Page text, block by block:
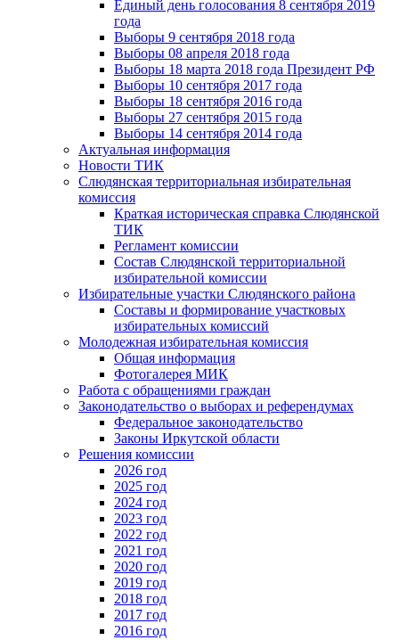
Единый день голосования 8 сентября 2019
года
Выборы 9 сентября 2018 года
Выборы 08 апреля 2018 года
Выборы 18 марта 2018 года Президент РФ
Выборы 10 сентября 2017 года
Выборы 18 сентября 2016 года
Выборы 27 сентября 2015 года
Выборы 14 сентября 2014 года
Актуальная информация
Новости ТИК
Слюдянская территориальная избирательная
комиссия
Краткая историческая справка Слюдянской
ТИК
Регламент комиссии
Состав Слюдянской территориальной
избирательной комиссии
Избирательные участки Слюдянского района
Составы и формирование участковых
избирательных комиссий
Молодежная избирательная комиссия
Общая информация
Фотогалерея МИК
Работа с обращениями граждан
Законодательство о выборах и референдумах
Федеральное законодательство
Законы Иркутской области
Решения комиссии
2026 год
2025 год
2024 год
2023 год
2022 год
2021 год
2020 год
2019 год
2018 год
2017 год
2016 год